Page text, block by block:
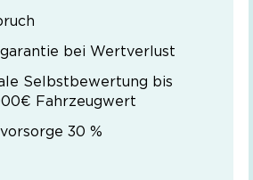
bei Wertverlust
Selbstbewertung bis
Fahrzeugwert
30 %